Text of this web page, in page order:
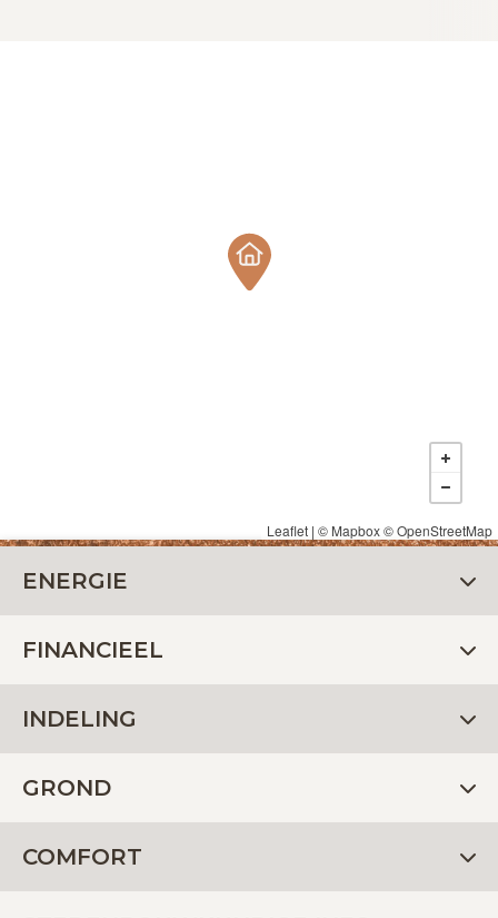
Leaflet | © Mapbox©OpenStreetMap
ENERGIE
FINANCIEEL
INDELING
GROND
COMFORT